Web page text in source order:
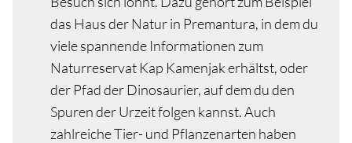
das Haus der Natur in Premantura, in dem du
viele spannende Informationen zum
Naturreservat Kap Kamenjak erhältst, oder
der Pfad der Dinosaurier, auf dem du den
Spuren der Urzeit folgen kannst. Auch
zahlreiche Tier- und Pflanzenarten haben